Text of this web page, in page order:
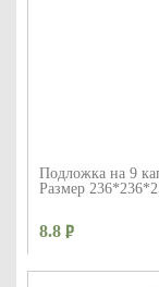
Подложка на 9
Размер
8.8